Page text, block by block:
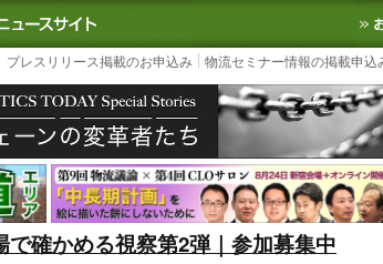
｜国内最大の物流ニュースサイト3PL, SCMなど国内外
プレスリリース掲載のお申込み 物流セミナー情報の掲載申込
確かめる視察第2弾｜参加募集中